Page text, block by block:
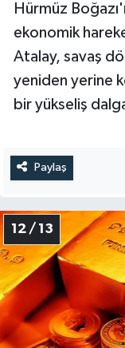
Hürmüz
ekonomik
Atalay, savaş
yeniden yerine
bir yükseliş
Paylaş
12 / 13